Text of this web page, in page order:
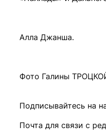
Алла Джанша.
Фото Галины
Подписывайтесь на
Почта для связи с